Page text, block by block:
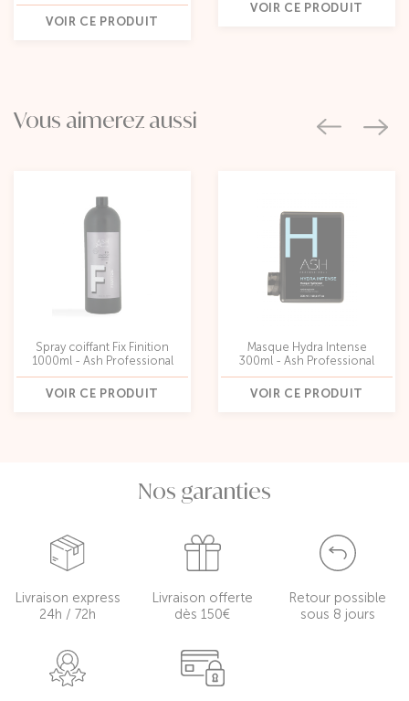
VOIR CE PRODUIT
VOIR CE PRODUIT
Vous aimerez aussi
Spray coiffant Fix Finition
1000ml - Ash Professional
VOIR CE PRODUIT
Masque Hydra Intense
300ml - Ash Professional
VOIR CE PRODUIT
Nos garanties
Livraison express
24h / 72h
Livraison offerte
dès 150€
Retour possible
sous 8 jours